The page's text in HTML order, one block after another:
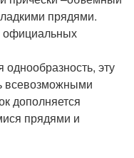
прядями.
официальных
эту
всевозможными
дополняется
прядями и